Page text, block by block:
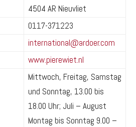
4504 AR Nieuvliet
0117-371223
international@ardoer.com
www.pierewiet.nl
Mittwoch, Freitag, Samstag
und Sonntag, 13.00 bis
18.00 Uhr; Juli – August
Montag bis Sonntag 9.00 –